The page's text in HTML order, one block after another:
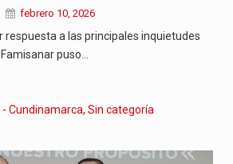
febrero 10, 2026
respuesta a las principales inquietudes
puso…
Cundinamarca, Sin categoría